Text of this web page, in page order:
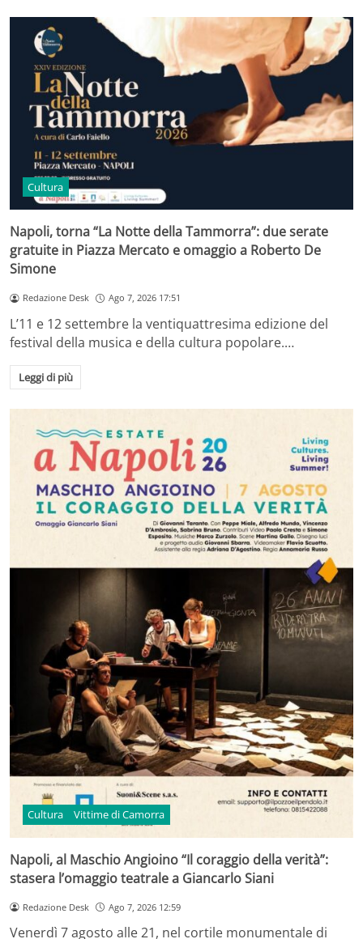
Cultura
Napoli, torna “La Notte della Tammorra”: due serate
gratuite in Piazza Mercato e omaggio a Roberto De
Simone
Redazione Desk Ago 7, 2026 17:51
L’11 e 12 settembre la ventiquattresima edizione del
festival della musica e della cultura popolare.…
Leggi di più
Cultura Vittime di Camorra
Napoli, al Maschio Angioino “Il coraggio della verità”:
stasera l’omaggio teatrale a Giancarlo Siani
Redazione Desk Ago 7, 2026 12:59
Venerdì 7 agosto alle 21, nel cortile monumentale di